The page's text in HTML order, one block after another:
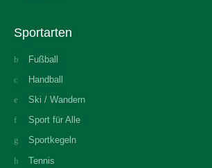
Sportarten
Fußball
Handball
Ski / Wandern
Sport für Alle
Sportkegeln
Tennis